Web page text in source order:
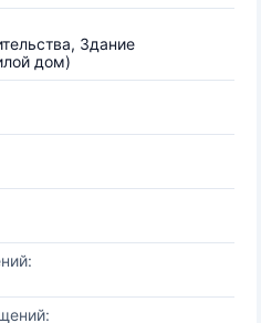
Здание
дом)